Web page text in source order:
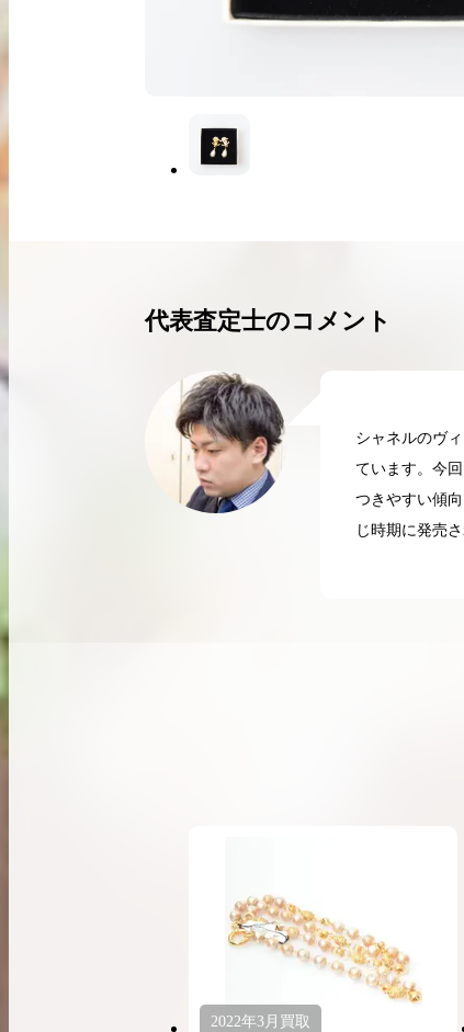
代表査定士のコメント
シャネルのヴ
ています。今
つきやすい傾
じ時期に発売
2022年3月 買取